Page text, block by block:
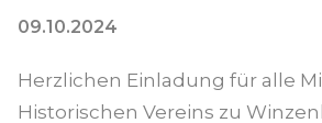
09.10.2024
Herzlichen Einladung für alle
Historischen Vereins zu